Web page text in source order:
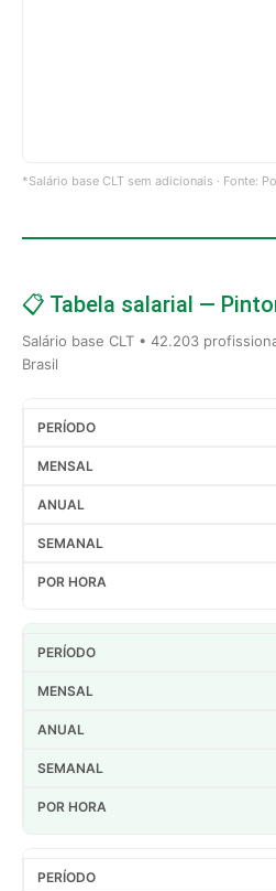
*Salário base CLT sem adicionais · Fonte:
📋 Tabela salarial —
Salário base CLT • 42.203
Brasil